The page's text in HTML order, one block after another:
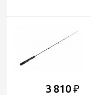
3 810 ₽